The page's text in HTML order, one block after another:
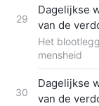
29
Dagelijkse
van de
Fragment
Het
mensheid
30
Dagelijkse
van de